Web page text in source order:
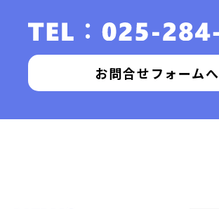
お問合せフォームへ